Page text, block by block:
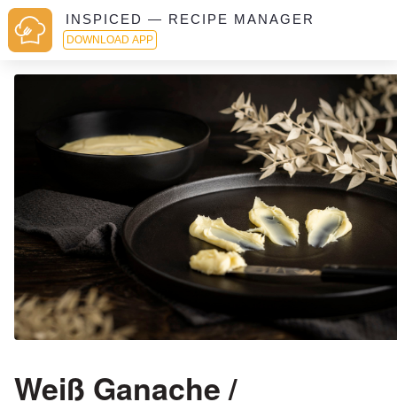
INSPICED — RECIPE MANAGER
DOWNLOAD APP
Weiß Ganache /